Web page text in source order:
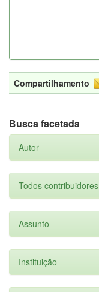
Compartilhamento
Busca facetada
Autor
Todos contribuidores
Assunto
Instituição